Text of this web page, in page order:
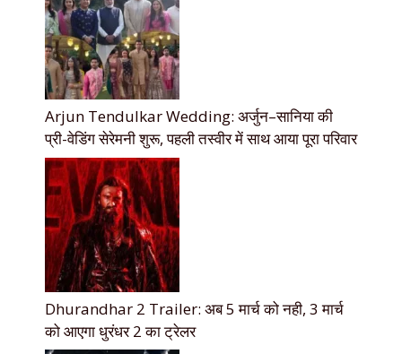
Arjun Tendulkar Wedding: अर्जुन–सानिया की
प्री-वेडिंग सेरेमनी शुरू, पहली तस्वीर में साथ आया पूरा परिवार
Dhurandhar 2 Trailer: अब 5 मार्च को नही, 3 मार्च
को आएगा धुरंधर 2 का ट्रेलर